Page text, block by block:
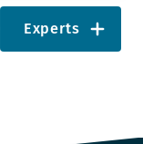
Experts